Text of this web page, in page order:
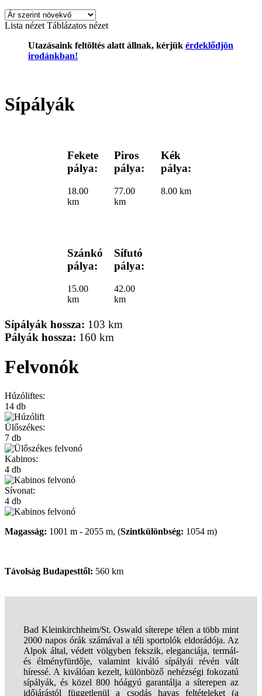
Lista nézet Táblázatos nézet
Utazásaink feltöltés alatt állnak, kérjük érdeklődjön
irodánkban!
Sípályák
Fekete
pálya:
18.00
km
Piros
pálya:
77.00
km
Kék
pálya:
8.00 km
Szánkó
pálya:
15.00
km
Sífutó
pálya:
42.00
km
Sípályák hossza: 103 km
Pályák hossza: 160 km
Felvonók
Húzóliftes:
14 db
Ülőszékes:
7 db
Kabinos:
4 db
Sívonat:
4 db
Magasság: 1001 m - 2055 m, (Szintkülönbség: 1054 m)
Távolság Budapesttől: 560 km
Bad Kleinkirchheim/St. Oswald síterepe télen a több mint
2000 napos órák számával a téli sportolók eldorádója. Az
Alpok által, védett völgyben fekszik, eleganciája, termál-
és élményfürdője, valamint kiváló sípályái révén vált
híressé. A kiválóan kezelt, különböző nehézségi fokozatú
sípályák, és közel 800 hóágyú garantálja a síterepen az
időjárástól függetlenül a csodás havas feltételeket (a